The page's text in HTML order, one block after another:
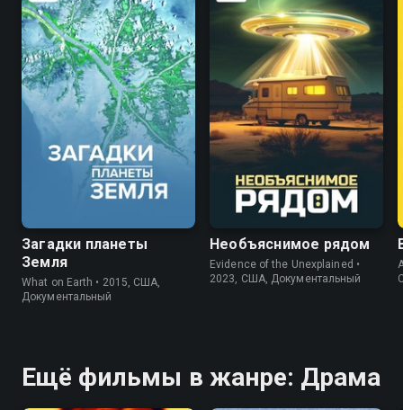
5.8
Загадки планеты
Земля
What on Earth • 2015, США,
Документальный
7.1 6.2
Необъяснимое рядом
Evidence of the Unexplained •
2023, США, Документальный
Ещё фильмы в жанре: Драма